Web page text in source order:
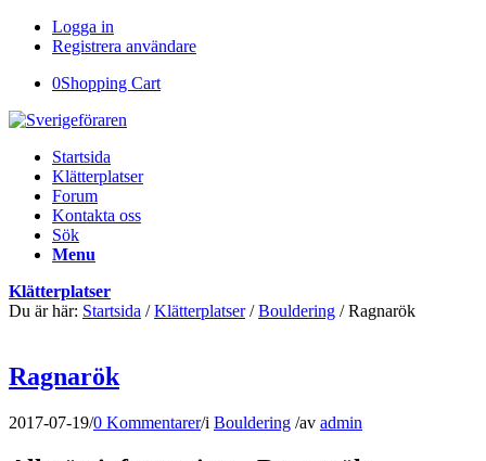
Logga in
Registrera användare
0Shopping Cart
Startsida
Klätterplatser
Forum
Kontakta oss
Sök
Menu
Klätterplatser
Du är här: Startsida / Klätterplatser / Bouldering / Ragnarök
Ragnarök
2017-07-19/0 Kommentarer/i Bouldering /av admin